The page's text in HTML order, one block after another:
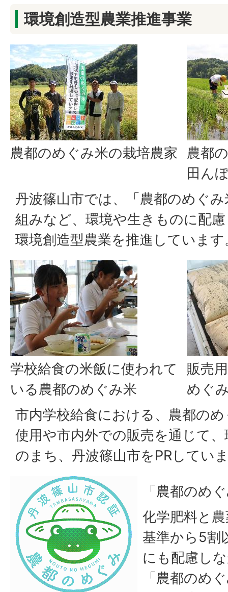
環境創造型農業推進事業
農都のめぐみ米の栽培農家
農都
田ん
丹波篠山市では、「農都のめぐ
組みなど、環境や生きものに配
環境創造型農業を推進しています
学校給食の米飯に使われて
いる農都のめぐみ米
販売
めぐ
市内学校給食における、農都の
使用や市内外での販売を通じて
のまち、丹波篠山市をPRしてい
「農都のめ
化学肥料と
基準から5割
にも配慮し
「農都のめ